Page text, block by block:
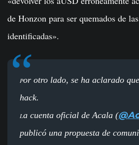
de Honzon para ser quemados de
identificadas».
Por otro lado, se ha aclarado
hack.
La cuenta oficial de Acala (
publicó una propuesta de